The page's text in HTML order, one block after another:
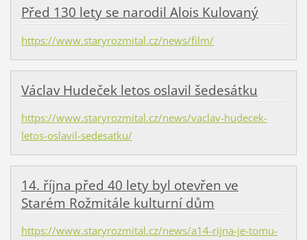
Před 130 lety se narodil Alois Kulovaný
https://www.staryrozmital.cz/news/film/
Václav Hudeček letos oslavil šedesátku
https://www.staryrozmital.cz/news/vaclav-hudecek-
letos-oslavil-sedesatku/
14. října před 40 lety byl otevřen ve
Starém Rožmitále kulturní dům
https://www.staryrozmital.cz/news/a14-rijna-je-tomu-